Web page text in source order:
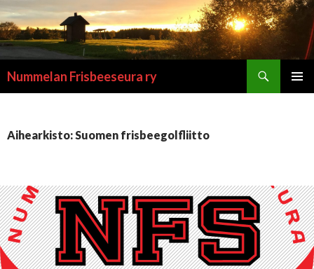
Nummelan Frisbeeseura ry
Aihearkisto: Suomen frisbeegolfliitto